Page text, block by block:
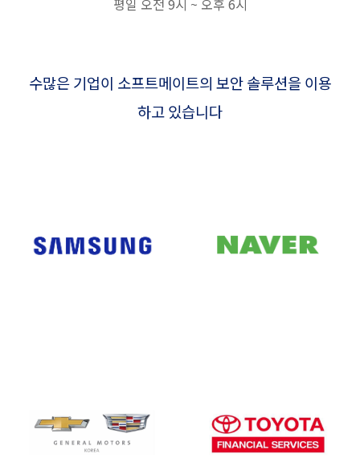
평일 오전 9시 ~ 오후 6시
수많은 기업이 소프트메이트의 보안 솔루션을 이용
하고 있습니다